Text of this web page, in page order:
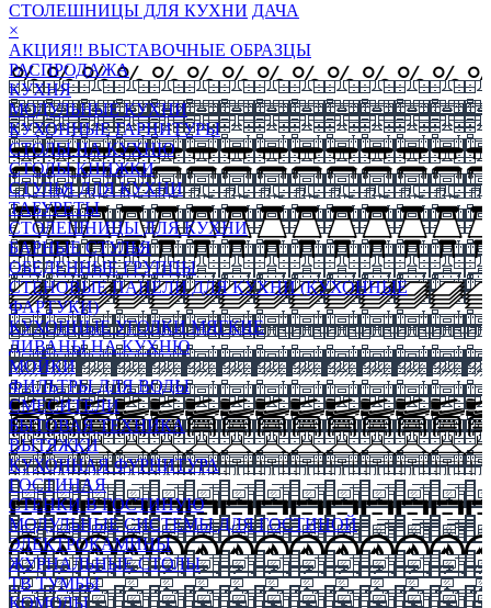
СТОЛЕШНИЦЫ ДЛЯ КУХНИ ДАЧА
×
АКЦИЯ!! ВЫСТАВОЧНЫЕ ОБРАЗЦЫ
РАСПРОДАЖА
КУХНЯ
МОДУЛЬНЫЕ КУХНИ
КУХОННЫЕ ГАРНИТУРЫ
СТОЛЫ НА КУХНЮ
СТОЛЫ КНИЖКИ
СТУЛЬЯ ДЛЯ КУХНИ
ТАБУРЕТЫ
СТОЛЕШНИЦЫ ДЛЯ КУХНИ
БАРНЫЕ СТУЛЬЯ
ОБЕДЕННЫЕ ГРУППЫ
СТЕНОВЫЕ ПАНЕЛИ ДЛЯ КУХНИ (КУХОННЫЕ
ФАРТУКИ)
КУХОННЫЕ УГОЛКИ МЯГКИЕ
ДИВАНЫ НА КУХНЮ
МОЙКИ
ФИЛЬТРЫ ДЛЯ ВОДЫ
СМЕСИТЕЛИ
БЫТОВАЯ ТЕХНИКА
ВЫТЯЖКИ
КУХОННАЯ ФУРНИТУРА
ГОСТИНАЯ
СТЕНКИ В ГОСТИНУЮ
МОДУЛЬНЫЕ СИСТЕМЫ ДЛЯ ГОСТИНОЙ
ЭЛЕКТРОКАМИНЫ
ЖУРНАЛЬНЫЕ СТОЛЫ
ТВ ТУМБЫ
КОМОДЫ